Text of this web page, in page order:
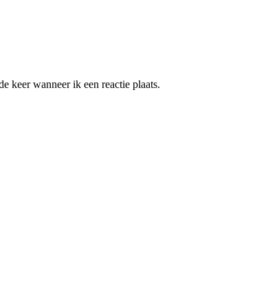
keer wanneer ik een reactie plaats.